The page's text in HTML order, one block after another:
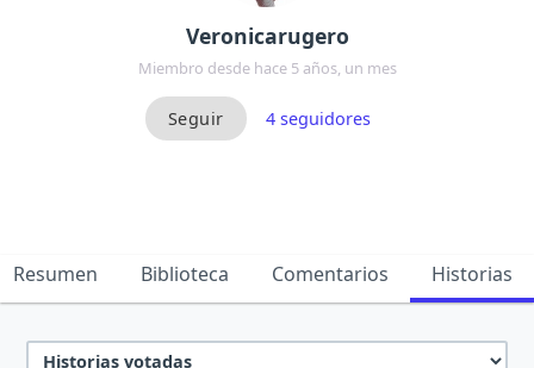
Veronicarugero
Miembro desde hace 5 años, un mes
4seguidores
Resumen Biblioteca Comentarios Historias